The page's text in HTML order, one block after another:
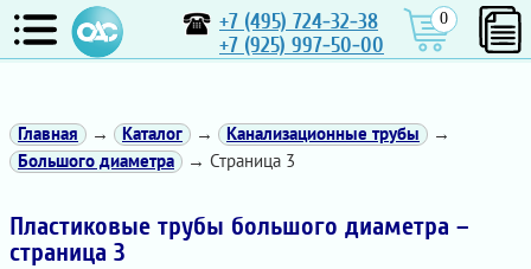
+7 (495) 724-32-38
+7 (925) 997-50-00
0
Главная → Каталог → Канализационные трубы
→
Большого диаметра
→ Страница 3
Пластиковые трубы большого диаметра –
страница 3